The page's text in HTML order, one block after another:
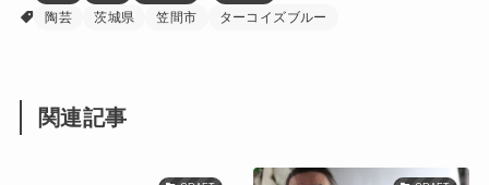
陶芸
茨城県 笠間市 ターコイズブルー
関連記事